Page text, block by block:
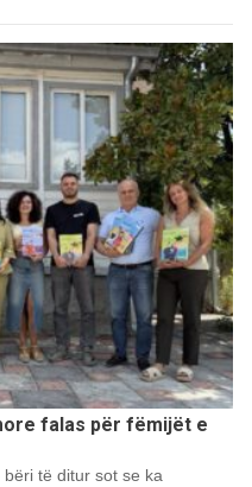
falas për fëmijët e
të ditur sot se ka